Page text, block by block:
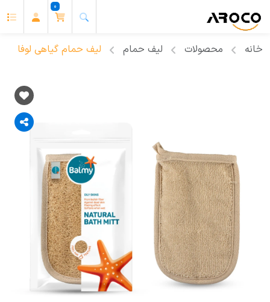
0
خانه محصولات لیف حمام لیف حمام گیاهی لوفا